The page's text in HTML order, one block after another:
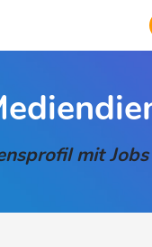
mit Jobs